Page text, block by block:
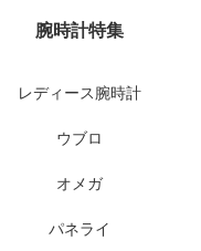
腕時計特集
レディース腕時計
ウブロ
オメガ
パネライ